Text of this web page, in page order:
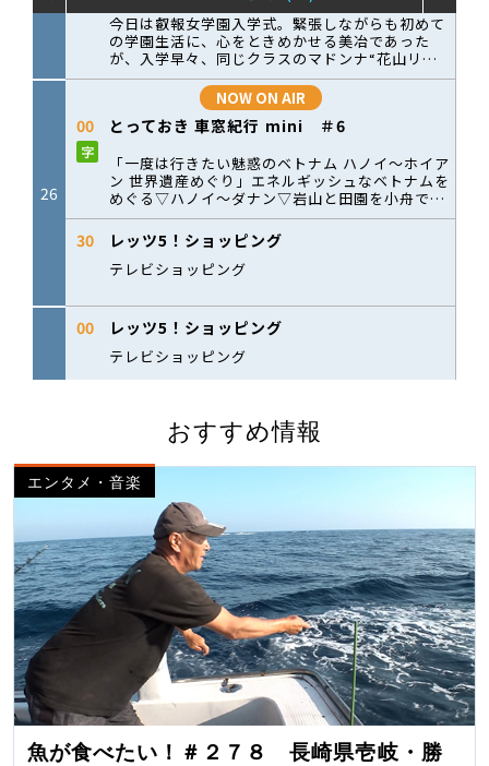
おすすめ情報
エンタメ・音楽
魚が食べたい！＃２７８ 長崎県壱岐・勝